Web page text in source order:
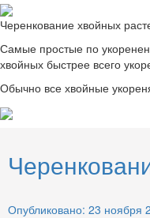
Черенкование хвойных
Самые простые по
хвойных быстрее всего
Обычно все хвойные
Опубликовано: 23 ноября